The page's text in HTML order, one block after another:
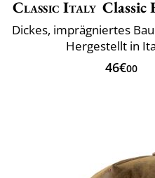
Classic Italy Classic
Dickes, imprägniertes
Hergestellt in
46€00